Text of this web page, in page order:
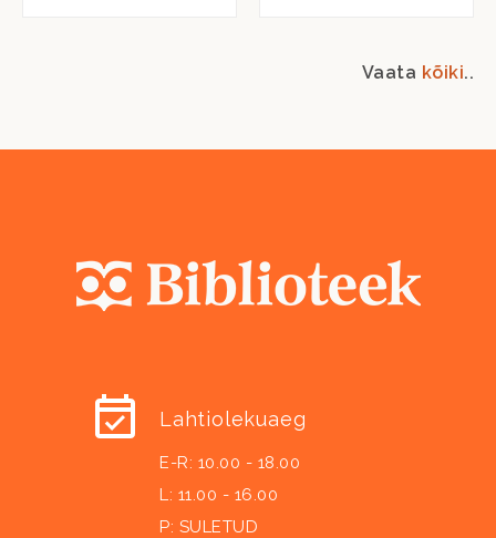
Vaata kõiki..
Lahtiolekuaeg
E-R: 10.00 - 18.00
L: 11.00 - 16.00
P: SULETUD